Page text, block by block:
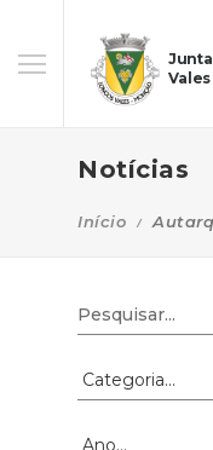
Vales
Notícias
Início